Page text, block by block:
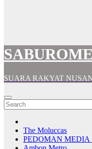
SUARA RAKYAT
The Moluccas
PEDOMAN MEDIA